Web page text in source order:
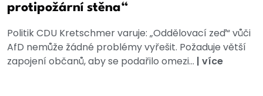
protipožární stěna“
Politik CDU Kretschmer varuje: „Oddělovací zeď“ vůči
AfD nemůže žádné problémy vyřešit. Požaduje větší
zapojení občanů, aby se podařilo omezi... | více